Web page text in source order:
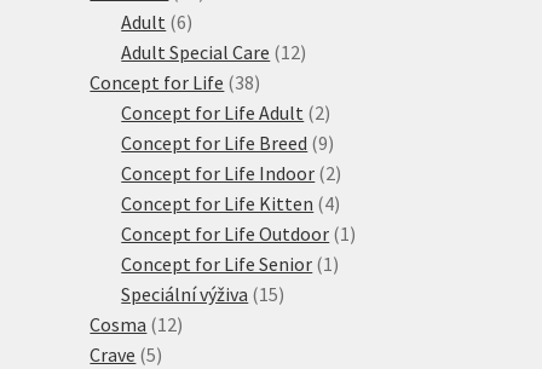
Adult 66
produktů
Adult Special Care 1212
Concept for Life 3838
produktů
Concept for Life Adult 22
produkty
Concept for Life Breed 99
produktů
Concept for Life Indoor 22
produkty
Concept for Life Kitten 44
produkty
Concept for Life Outdoor 11
Concept for Life Senior 11
Speciální výživa 1515
Cosma 1212
Crave 55